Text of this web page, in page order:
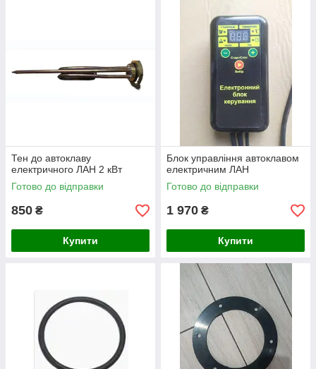
Тен до автоклаву
електричного ЛАН 2 кВт
Готово до відправки
850 ₴
Купити
Блок управління автоклавом
електричним ЛАН
Готово до відправки
1 970 ₴
Купити